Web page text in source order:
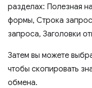
разделах: Полезная
формы, Строка
запроса, Заголовки
Затем вы можете
чтобы скопировать
обмена.